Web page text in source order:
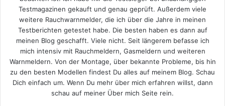
Testmagazinen gekauft und genau geprüft. Außerdem viele
weitere Rauchwarnmelder, die ich über die Jahre in meinen
Testberichten getestet habe. Die besten haben es dann auf
meinen Blog geschafft. Viele nicht. Seit längerem befasse ich
mich intensiv mit Rauchmeldern, Gasmeldern und weiteren
Warnmeldern. Von der Montage, über bekannte Probleme, bis hin
zu den besten Modellen findest Du alles auf meinem Blog. Schau
Dich einfach um. Wenn Du mehr über mich erfahren willst, dann
schau auf meiner Über mich Seite rein.